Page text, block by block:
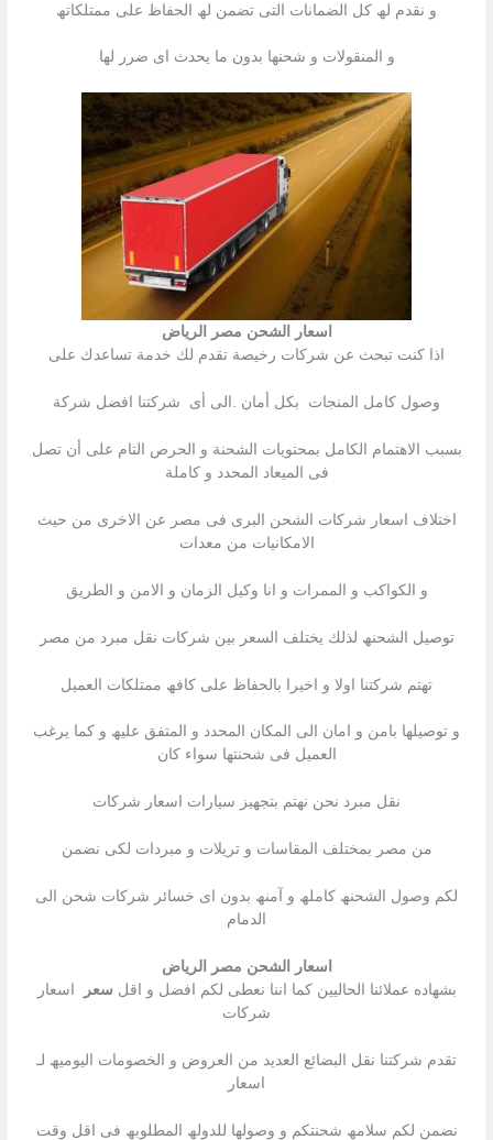
و نقدم لھ كل الضمانات التى تضمن لھ الحفاظ على ممتلكاتھ
و المنقولات و شحنھا بدون ما یحدث اى ضرر لھا
اسعار الشحن مصر الرياض
اذا كنت تبحث عن شركات رخیصة تقدم لك خدمة تساعدك على
وصول كامل المنجات بكل أمان .الى أى شركتنا افضل شركة
بسبب الاھتمام الكامل بمحتویات الشحنة و الحرص التام على أن تصل
فى المیعاد المحدد و كاملة
اختلاف اسعار شركات الشحن البرى فى مصر عن الاخرى من حیث
الامكانیات من معدات
و الكواكب و الممرات و انا وكيل الزمان و الامن و الطريق
توصیل الشحنھ لذلك یختلف السعر بین شركات نقل مبرد من مصر
تھتم شركتنا اولا و اخیرا بالحفاظ على كافھ ممتلكات العمیل
و توصیلھا بامن و امان الى المكان المحدد و المتفق علیھ و كما یرغب
العمیل فى شحنتھا سواء كان
نقل مبرد نحن نھتم بتجھیز سیارات اسعار شركات
من مصر بمختلف المقاسات و تریلات و مبردات لكى نضمن
لكم وصول الشحنھ كاملھ و آمنھ بدون اى خسائر شركات شحن الى
الدمام
اسعار الشحن مصر الرياض
بشھاده عملائنا الحالیین كما اننا نعطى لكم افضل و اقل سعر
اسعار
شركات
تقدم شركتنا نقل البضائع العدید من العروض و الخصومات الیومیھ لـ
اسعار
نضمن لكم سلامھ شحنتكم و وصولھا للدولھ المطلوبھ فى اقل وقت